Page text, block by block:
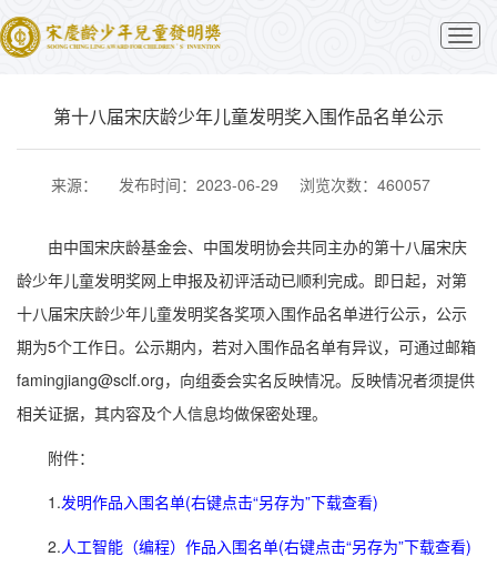
切
换
第十八届宋庆龄少年儿童发明奖入围作品名单公示
来源： 发布时间：2023-06-29 浏览次数：460057
由中国宋庆龄基金会、中国发明协会共同主办的第十八届宋庆
龄少年儿童发明奖网上申报及初评活动已顺利完成。即日起，对第
十八届宋庆龄少年儿童发明奖各奖项入围作品名单进行公示，公示
期为5个工作日。公示期内，若对入围作品名单有异议，可通过邮箱
famingjiang@sclf.org，向组委会实名反映情况。反映情况者须提供
相关证据，其内容及个人信息均做保密处理。
附件：
1.发明作品入围名单(右键点击“另存为”下载查看)
2.人工智能（编程）作品入围名单(右键点击“另存为”下载查看)